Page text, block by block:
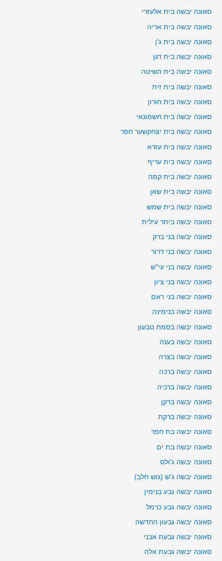
סאונה יבשה בית אלעזרי
סאונה יבשה בית אריה
סאונה יבשה בית ג'ן
סאונה יבשה בית דגן
סאונה יבשה בית השיטה
סאונה יבשה בית זית
סאונה יבשה בית חורון
סאונה יבשה בית חשמונאי
סאונה יבשה בית יצחקשער חפר
סאונה יבשה בית עזרא
סאונה יבשה בית עריף
סאונה יבשה בית קמה
סאונה יבשה בית שאן
סאונה יבשה בית שמש
סאונה יבשה ביתר עילית
סאונה יבשה בני ברק
סאונה יבשה בני דרור
סאונה יבשה בני עי"ש
סאונה יבשה בני ציון
סאונה יבשה בני ראם
סאונה יבשה בנימינה
סאונה יבשה בסמת טבעון
סאונה יבשה בענה
סאונה יבשה בצרה
סאונה יבשה ברכה
סאונה יבשה ברכיה
סאונה יבשה ברקן
סאונה יבשה ברקת
סאונה יבשה בת חפר
סאונה יבשה בת ים
סאונה יבשה ג'ולס
סאונה יבשה ג'ש (גוש חלב)
סאונה יבשה גבע בנימין
סאונה יבשה גבע כרמל
סאונה יבשה גבעון החדשה
סאונה יבשה גבעת אבני
סאונה יבשה גבעת אלה